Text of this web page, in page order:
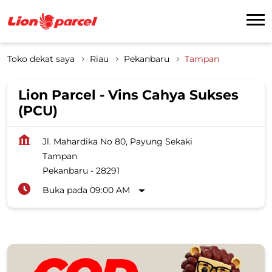
Toko dekat saya Riau Pekanbaru Tampan
Lion Parcel - Vins Cahya Sukses
(PCU)
Jl. Mahardika No 80, Payung Sekaki
Tampan
Pekanbaru - 28291
Buka pada 09:00 AM